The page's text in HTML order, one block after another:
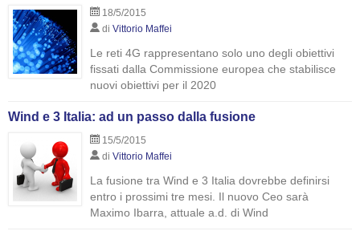
18/5/2015
di Vittorio Maffei
Le reti 4G rappresentano solo uno degli obiettivi
fissati dalla Commissione europea che stabilisce
nuovi obiettivi per il 2020
Wind e 3 Italia: ad un passo dalla fusione
15/5/2015
di Vittorio Maffei
La fusione tra Wind e 3 Italia dovrebbe definirsi
entro i prossimi tre mesi. Il nuovo Ceo sarà
Maximo Ibarra, attuale a.d. di Wind